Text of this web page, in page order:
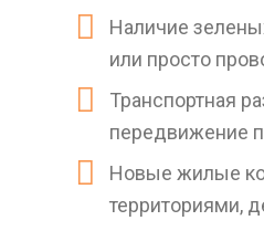
Наличие
или просто
Транспортная
передвижение
Новые жилые
территориями,